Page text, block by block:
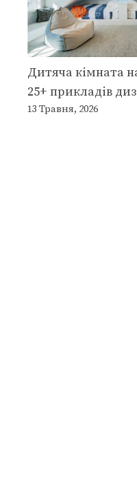
Дитяча кімната
25+ прикладів
13 Травня, 2026